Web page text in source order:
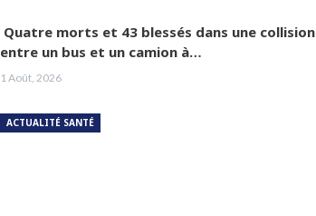
Quatre morts et 43 blessés dans une collision
entre un bus et un camion à…
1 Août, 2026
ACTUALITÉ SANTÉ